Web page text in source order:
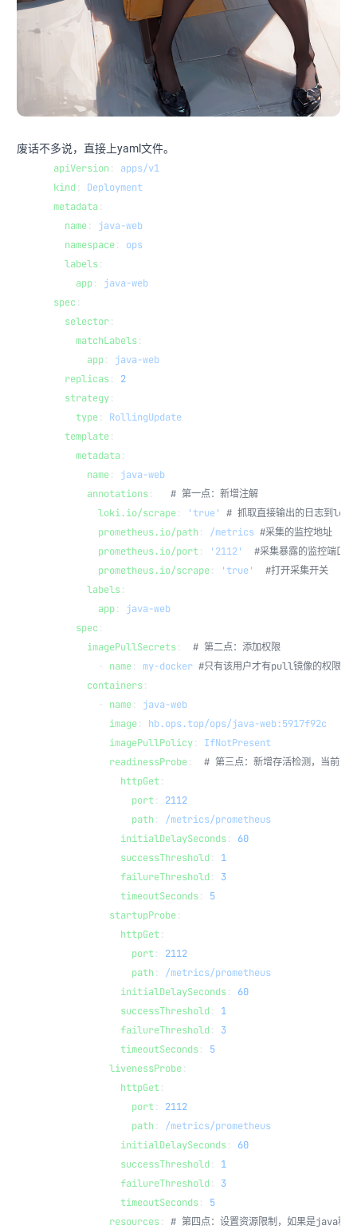
废话不多说，直接上yaml文件。
apiVersion: apps/v1
kind: Deployment
metadata:
  name
: java-web
  namespace
: ops
  labels
:
    app
: java-web
spec :
  selector
:
    matchLabels
:
      app
: java-web
  replicas
: 2
  strategy
:
    type
: RollingUpdate
  template
:
    metadata
:
      name
: java-web
      annotations
: # 第一点：新增注解
        loki.io/scrape
: 'true'
# 抓取直接输出的日志到loki
        prometheus.io/path
: /metrics #采集的监控地址
        prometheus.io/port
: '2112'
  #采集暴露的监控端口
        prometheus.io/scrape
: 'true'
  #打开采集开关
      labels
:
        app
: java-web
    spec
:
      imagePullSecrets
: # 第二点：添加权限
name: my-docker #只有该用户才有pull镜像的权限
      containers
:
name: java-web
          image
: hb.ops.top/ops/java-web:5917f92c
          imagePullPolicy
: IfNotPresent
          readinessProbe
: # 第三点：新增存活检测，当前是
            httpGet
:
              port
: 2112
              path
: /metrics/prometheus
            initialDelaySeconds
: 60
            successThreshold
: 1
            failureThreshold
: 3
            timeoutSeconds
: 5
          startupProbe
:
            httpGet
:
              port
: 2112
              path
: /metrics/prometheus
            initialDelaySeconds
: 60
            successThreshold
: 1
            failureThreshold
: 3
            timeoutSeconds
: 5
          livenessProbe
:
            httpGet
:
              port
: 2112
              path
: /metrics/prometheus
            initialDelaySeconds
: 60
            successThreshold
: 1
            failureThreshold
: 3
            timeoutSeconds
: 5
          resources
: # 第四点：设置资源限制，如果是java程